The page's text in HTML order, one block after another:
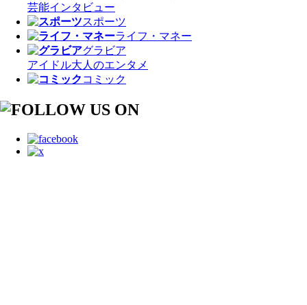
芸能インタビュー
スポーツ
ライフ・マネー
グラビア
アイドル大人のエンタメ
コミック